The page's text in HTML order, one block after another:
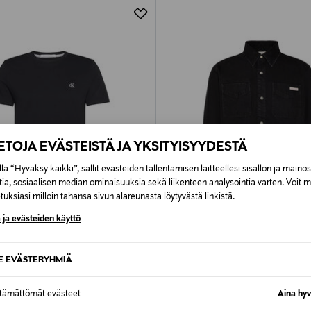
EVÄSTEISTÄ JA YKSITYISYYDESTÄ
“Hyväksy kaikki”, sallit evästeiden tallentamisen laitteellesi sisällön ja
sosiaalisen median ominaisuuksia sekä liikenteen analysointia varten. Voit
milloin tahansa sivun alareunasta löytyvästä linkistä.
ja evästeiden käyttö
EVÄSTERYHMIÄ
evästeet Aina
JEANS